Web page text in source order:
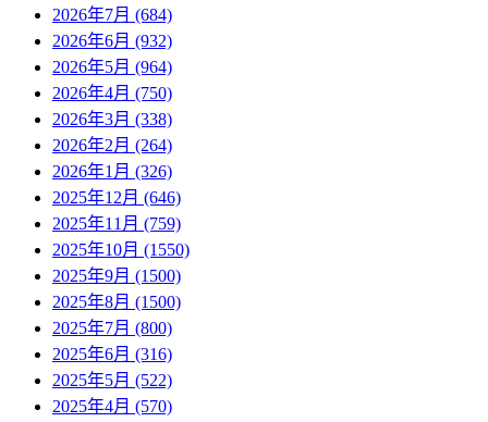
2026年7月 (684)
2026年6月 (932)
2026年5月 (964)
2026年4月 (750)
2026年3月 (338)
2026年2月 (264)
2026年1月 (326)
2025年12月 (646)
2025年11月 (759)
2025年10月 (1550)
2025年9月 (1500)
2025年8月 (1500)
2025年7月 (800)
2025年6月 (316)
2025年5月 (522)
2025年4月 (570)